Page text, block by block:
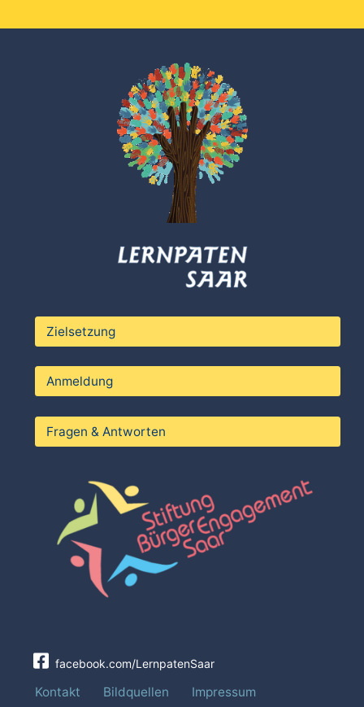
Zielsetzung
Anmeldung
Fragen & Antworten
facebook.com/LernpatenSaar
Kontakt Bildquellen Impressum